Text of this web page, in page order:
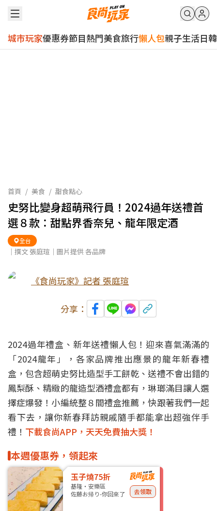
城市玩家優惠券節目熱門美食旅行懶人包親子生活日韓
首頁 / 美食 / 甜食點心
史努比變身超萌飛行員！2024過年送禮首
選８款：甜點界香奈兒、龍年限定酒
全台
｜撰文 張庭瑄｜圖片提供 各品牌
《食尚玩家》記者 張庭瑄
分享：
2024過年禮盒、新年送禮懶人包！迎來喜氣滿滿的
「2024龍年」，各家品牌推出應景的龍年新春禮
盒，包含超萌史努比造型手工餅乾、送禮不會出錯的
鳳梨酥、精緻的龍造型酒禮盒都有，琳瑯滿目讓人選
擇症爆發！小編統整８間禮盒推薦，快跟著我們一起
看下去，讓你新春拜訪親戚隨手都能拿出超強伴手
禮！ 下載食尚APP，天天免費抽大獎！
本週優惠券，領起來
玉子燒75折
基隆・安樂區
佐藤お帰り-你回來了
去領取